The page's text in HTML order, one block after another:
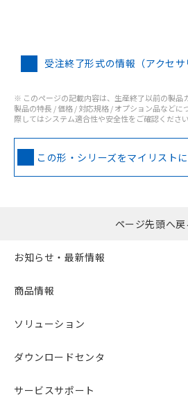
受注終了形式の情報（アクセ
※ このページの記載内容は、生産終了以前の製品
製品の特長 / 価格 / 対応規格 / オプション品など
際してはシステム適合性や安全性をご確認ください
この形・シリーズをマイリスト
ページ先頭へ戻
お知らせ・最新情報
商品情報
ソリューション
ダウンロードセンタ
サービスサポート